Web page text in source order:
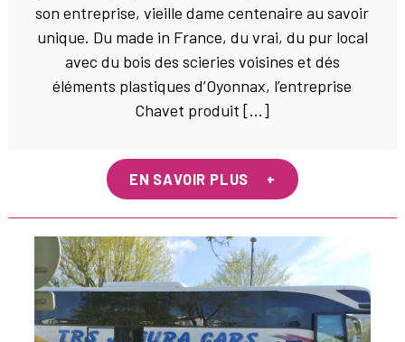
son entreprise, vieille dame centenaire au savoir
unique. Du made in France, du vrai, du pur local
avec du bois des scieries voisines et dés
éléments plastiques d’Oyonnax, l’entreprise
Chavet produit […]
EN SAVOIR PLUS